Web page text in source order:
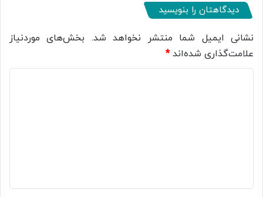
دیدگاهتان را بنویسید
نشانی ایمیل شما منتشر نخواهد شد. بخش‌های موردنیاز
علامت‌گذاری شده‌اند*